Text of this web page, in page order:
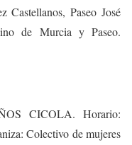
Paseo José
de Murcia y Paseo.
CICOLA. Horario:
Colectivo de mujeres